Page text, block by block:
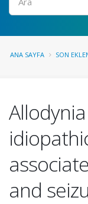
ANA SAYFA SON
and